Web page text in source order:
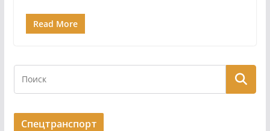
Read More
Спецтранспорт